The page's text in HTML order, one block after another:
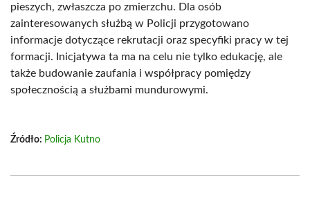
pieszych, zwłaszcza po zmierzchu. Dla osób
zainteresowanych służbą w Policji przygotowano
informacje dotyczące rekrutacji oraz specyfiki pracy w tej
formacji. Inicjatywa ta ma na celu nie tylko edukację, ale
także budowanie zaufania i współpracy pomiędzy
społecznością a służbami mundurowymi.
Źródło: Policja Kutno